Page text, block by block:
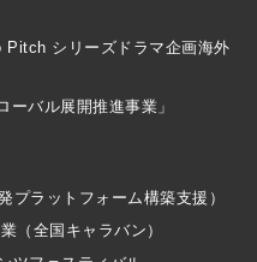
シリーズドラマ企画海外
ーバル展開推進事業」
プラットフォーム構築支援）
（全国キャラバン）